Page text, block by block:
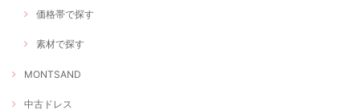
価格帯で探す
素材で探す
MONTSAND
中古ドレス